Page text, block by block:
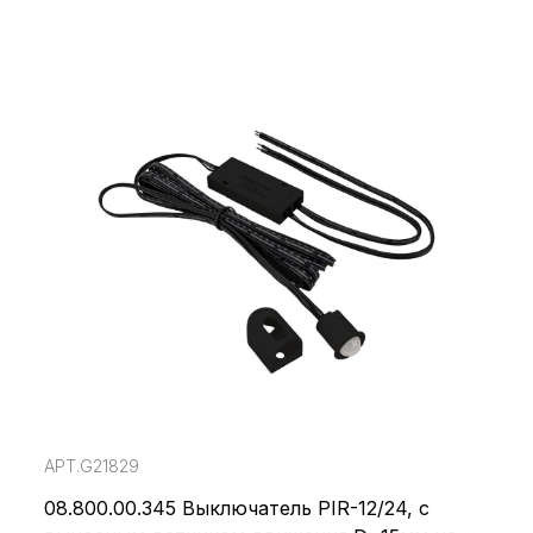
АРТ.G21829
08.800.00.345 Выключатель PIR-12/24, с